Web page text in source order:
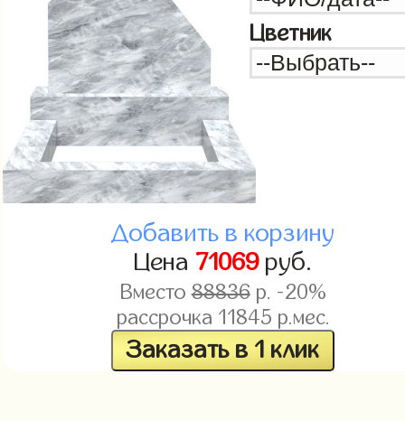
Цветник
Добавить в корзину
Цена 71069руб.
Вместо88836р. -20%
рассрочка 11845 р.мес.
Заказать в 1 клик